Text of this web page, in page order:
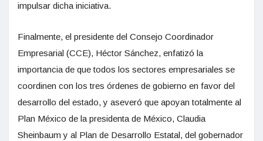
impulsar dicha iniciativa.
Finalmente, el presidente del Consejo Coordinador
Empresarial (CCE), Héctor Sánchez, enfatizó la
importancia de que todos los sectores empresariales se
coordinen con los tres órdenes de gobierno en favor del
desarrollo del estado, y aseveró que apoyan totalmente al
Plan México de la presidenta de México, Claudia
Sheinbaum y al Plan de Desarrollo Estatal, del gobernador